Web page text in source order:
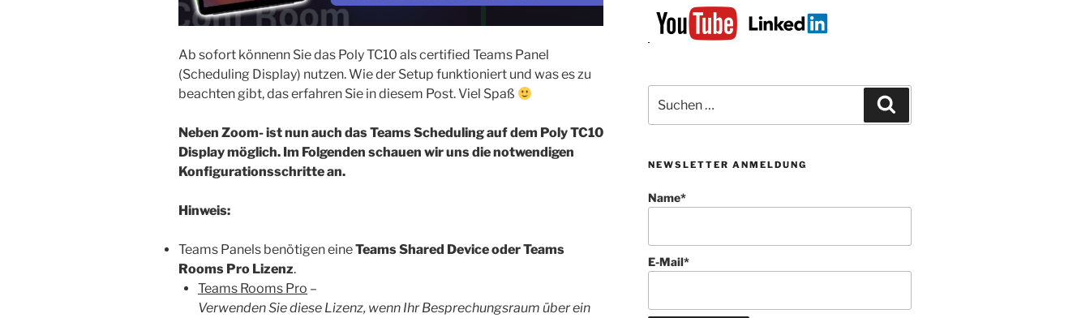
Ab sofort könnenn Sie das Poly TC10 als certified Teams Panel
(Scheduling Display) nutzen. Wie der Setup funktioniert und was es zu
beachten gibt, das erfahren Sie in diesem Post. Viel Spaß
Neben Zoom- ist nun auch das Teams Scheduling auf dem Poly TC10
Display möglich. Im Folgenden schauen wir uns die notwendigen
Konfigurationsschritte an.
Hinweis:
Teams Panels benötigen eineTeams Shared Device oder Teams
Rooms Pro Lizenz.
Teams Rooms Pro –
Verwenden Sie diese Lizenz, wenn Ihr Besprechungsraum über ein
nach:
NEWSLETTER ANMELDUNG
Name*
E-Mail*